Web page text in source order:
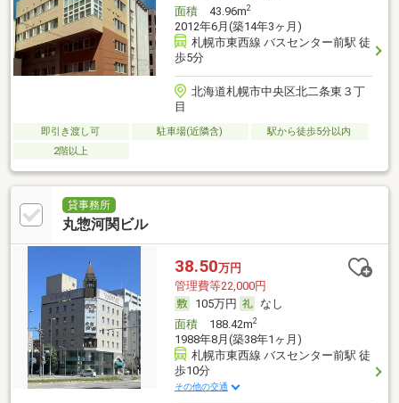
面積43.96m2
2012年6月(築14年3ヶ月)
札幌市東西線 バスセンター前駅 徒
歩5分
北海道札幌市中央区北二条東３丁
目
即引き渡し可 駐車場(近隣含)
駅から徒歩5分以内
2階以上
貸事務所
丸惣河関ビル
38.50万円
管理費等22,000円
105万円
なし
面積188.42m2
1988年8月(築38年1ヶ月)
札幌市東西線 バスセンター前駅 徒
歩10分
その他の交通